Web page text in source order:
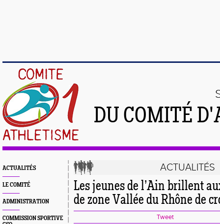
DU COMITÉ
ACTUALITÉS
LE COMITÉ
ADMINISTRATION
COMMISSION SPORTIVE
ACTUALITÉS
Les jeunes de l’Ain brillent
de zone Vallée du Rhône de
Tweet